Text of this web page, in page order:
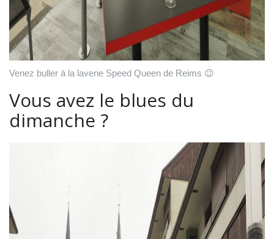
Venez buller à la laverie Speed Queen de Reims 😉
Vous avez le blues du
dimanche ?